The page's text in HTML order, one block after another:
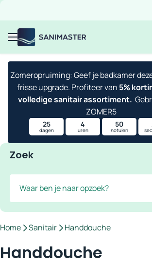
MenuSanimaster
Zomeropruiming: Geef je badkamer
frisse upgrade. Profiteer van 5%
volledige sanitair assortiment.
ZOMER5
25
dagen
4
uren
50
notulen
Zoek
Home Sanitair Handdouche
Handdouche